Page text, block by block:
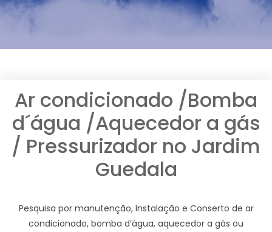
Ar condicionado /Bomba
d´água /Aquecedor a gás
/ Pressurizador no Jardim
Guedala
Pesquisa por manutenção, Instalação e Conserto de ar
condicionado, bomba d’água, aquecedor a gás ou